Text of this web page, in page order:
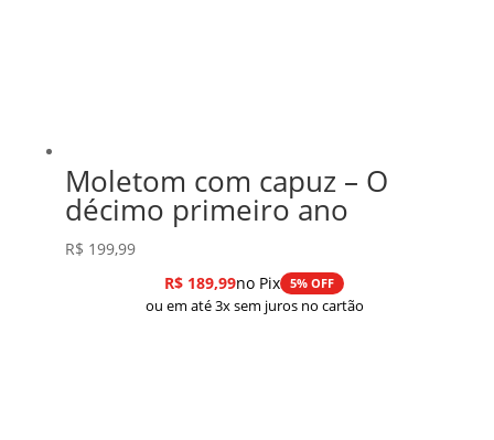
Moletom com capuz – O
décimo primeiro ano
R$ 199,99
R$ 189,99no Pix 5% OFF
ou em até 3x sem juros no cartão